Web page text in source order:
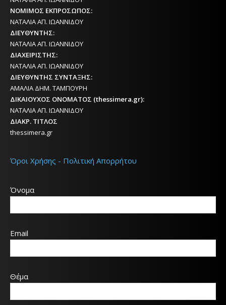
ΝΟΜΙΜΟΣ ΕΚΠΡΟΣΩΠΟΣ:
ΝΑΤΑΛΙΑ ΑΠ. ΙΩΑΝΝΙΔΟΥ
ΔΙΕΥΘΥΝΤΗΣ:
ΝΑΤΑΛΙΑ ΑΠ. ΙΩΑΝΝΙΔΟΥ
ΔΙΑΧΕΙΡΙΣΤΗΣ:
ΝΑΤΑΛΙΑ ΑΠ. ΙΩΑΝΝΙΔΟΥ
ΔΙΕΥΘΥΝΤΗΣ ΣΥΝΤΑΞΗΣ:
ΑΜΑΛΙΑ ΔΗΜ. ΤΑΜΠΟΥΡΗ
ΔΙΚΑΙΟΥΧΟΣ ΟΝΟΜΑΤΟΣ (thessimera.gr):
ΝΑΤΑΛΙΑ ΑΠ. ΙΩΑΝΝΙΔΟΥ
ΔΙΑΚΡ. ΤΙΤΛΟΣ
thessimera.gr
Όροι Χρήσης - Πολιτική Απορρήτου
Όνομα
Email
Θέμα